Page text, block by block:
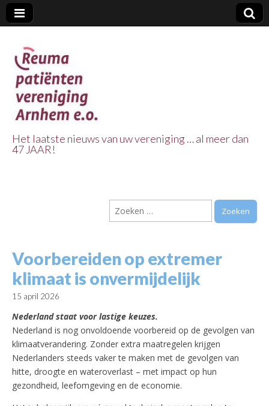
Vereniging
Arnhem e.o.
Het laatste nieuws van uw vereniging … al meer dan
47 JAAR!
Zoeken
naar:
Voorbereiden op extremer
klimaat is onvermijdelijk
15 april 2026
Nederland staat voor lastige keuzes.
Nederland is nog onvoldoende voorbereid op de gevolgen van
klimaatverandering. Zonder extra maatregelen krijgen
Nederlanders steeds vaker te maken met de gevolgen van
hitte, droogte en wateroverlast – met impact op hun
gezondheid, leefomgeving en de economie.